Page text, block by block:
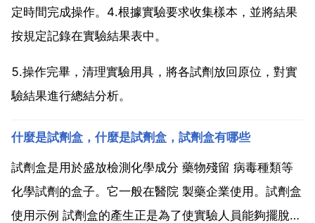
定時間完成操作。4.根據實驗要求收集樣本，並將結果
按規定記錄在實驗結果表中。
5.操作完畢，清理實驗用具，將各試劑放回原位，對實
驗結果進行總結分析。
什麼是試劑盒，什麼是試劑盒，試劑盒有哪些
試劑盒是用於盛放檢測化學成分 藥物殘留 病毒種類等
化學試劑的盒子。它一般在醫院 製藥企業使用。試劑盒
使用示例 試劑盒的產生正是為了使實驗人員能夠擺脫繁